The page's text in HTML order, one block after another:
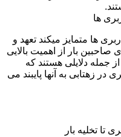
ها
ها متمایز میکند تعهد و
بار از اهمیت بالایی
جمله دلایلی هستند که
در زهتابی به آنها پایبند می
تا تخلیه بار